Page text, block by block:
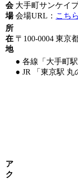
会
場
大手町サンケイ
会場URL： こちら
所
在
地
〒100-0004 東京
ア
ク
● 各線「大手町
● JR 「東京駅 丸